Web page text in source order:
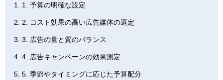
1. 予算の明確な設定
2. コスト効果の高い広告媒体の選定
3. 広告の量と質のバランス
4. 広告キャンペーンの効果測定
5. 季節やタイミングに応じた予算配分